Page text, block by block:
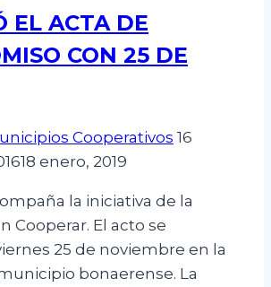
EL ACTA DE
CON 25 DE
Cooperativos 16
18 enero, 2019
la iniciativa de la
Cooperar. El acto se
25 de noviembre en la
bonaerense. La